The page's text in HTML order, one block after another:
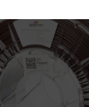
Outlet
Shop